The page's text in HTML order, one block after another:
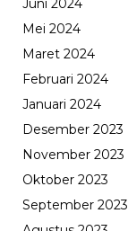
Juni 2024
Mei 2024
Maret 2024
Februari 2024
Januari 2024
Desember 2023
November 2023
Oktober 2023
September 2023